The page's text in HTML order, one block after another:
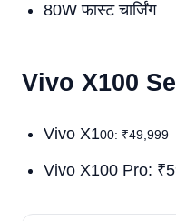
80W फास्ट चार्जिंग
Vivo X100
Vivo X100: ₹49,999
Vivo X100 Pro: